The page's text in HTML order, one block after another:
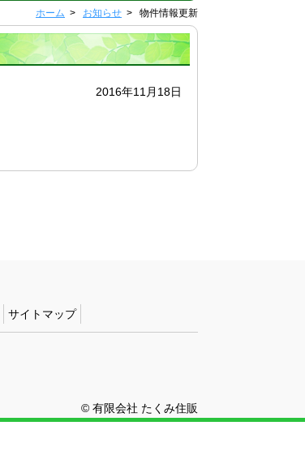
ホーム > お知らせ > 物件情報更新
2016年11月18日
サイトマップ
© 有限会社 たくみ住販